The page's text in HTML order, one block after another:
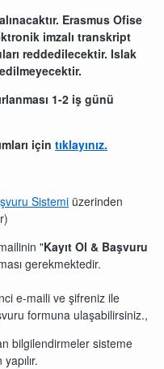
Erasmus Ofise
imzalı transkript
reddedilecektir. Islak
1-2 iş günü
için tıklayınız.
Sistemi üzerinden
"Kayıt Ol & Başvuru
gerekmektedir.
e-maili ve şifreniz ile
formuna ulaşabilirsiniz.,
bilgilendirmeler sisteme